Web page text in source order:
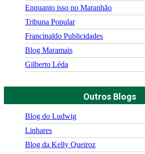
Enquanto isso no Maranhão
Tribuna Popular
Francinaldo Publicidades
Blog Maramais
Gilberto Léda
Outros Blogs
Blog do Ludwig
Linhares
Blog da Kelly Queiroz